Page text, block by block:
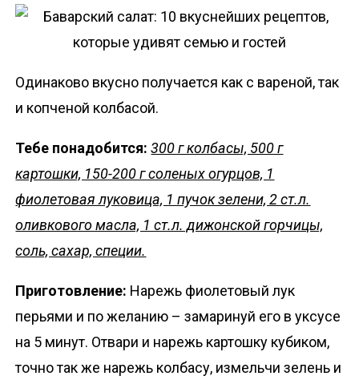
Одинаково вкусно получается как с вареной, так
и копченой колбасой.
Тебе понадобится:300 г колбасы, 500 г
картошки, 150-200 г соленых огурцов, 1
фиолетовая луковица, 1 пучок зелени, 2 ст.л.
оливкового масла, 1 ст.л. дижонской горчицы,
соль, сахар, специи.
Приготовление: Нарежь фиолетовый лук
перьями и по желанию – замаринуй его в уксусе
на 5 минут. Отвари и нарежь картошку кубиком,
точно так же нарежь колбасу, измельчи зелень и